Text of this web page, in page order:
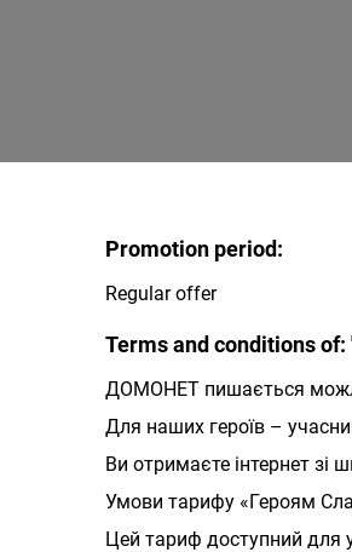
Promotion period:
Regular offer
Terms and conditions
ДОМОНЕТ пишається
Для наших героїв –
Ви отримаєте інтернет зі
Умови тарифу «Героям
Цей тариф доступний для